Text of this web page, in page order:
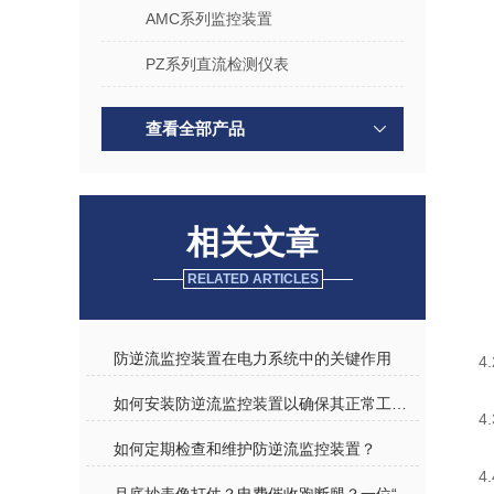
AMC系列监控装置
PZ系列直流检测仪表
查看全部产品
相关文章
RELATED ARTICLES
防逆流监控装置在电力系统中的关键作用
如何定期检查和维护防逆流监控装置？